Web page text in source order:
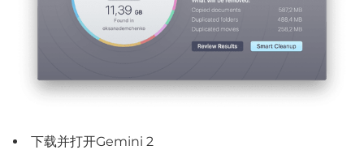
下载并打开Gemini 2